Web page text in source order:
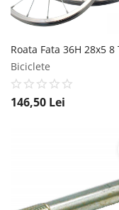
Biciclete
146,50 Lei